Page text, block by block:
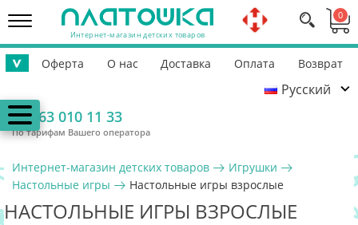
> Оферта О нас Доставка Оплата
Возврат
Помощь ВСУ
Русский
063 010 11 33
По тарифам Вашего оператора
Интернет-магазин детских товаров
0
Интернет-магазин детских товаров
Игрушки
Настольные игры
Настольные игры взрослые
НАСТОЛЬНЫЕ ИГРЫ ВЗРОСЛЫЕ